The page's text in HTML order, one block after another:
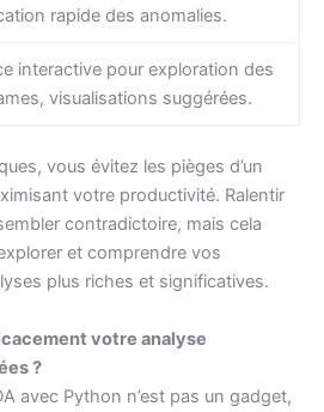
rapide des anomalies.
interactive pour exploration des
visualisations suggérées.
vous évitez les pièges d’un
votre productivité. Ralentir
contradictoire, mais cela
et comprendre vos
plus riches et significatives.
votre analyse
?
avec Python n’est pas un gadget,